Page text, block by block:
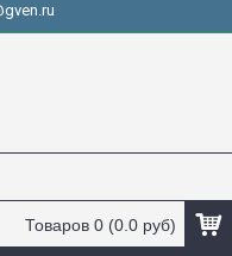
Товаров 0 (0.0 руб)